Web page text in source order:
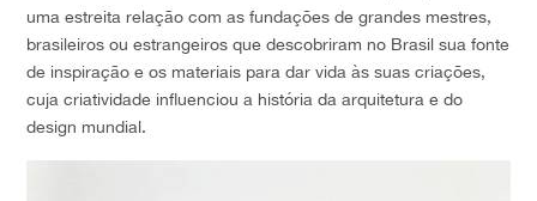
uma estreita relação com as fundações de grandes mestres,
brasileiros ou estrangeiros que descobriram no Brasil sua fonte
de inspiração e os materiais para dar vida às suas criações,
cuja criatividade influenciou a história da arquitetura e do
design mundial.